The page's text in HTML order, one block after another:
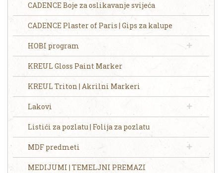
CADENCE Boje za oslikavanje svijeća
CADENCE Plaster of Paris | Gips za kalupe
HOBI program
KREUL Gloss Paint Marker
KREUL Triton | Akrilni Markeri
Lakovi
Listići za pozlatu | Folija za pozlatu
MDF predmeti
MEDIJUMI | TEMELJNI PREMAZI